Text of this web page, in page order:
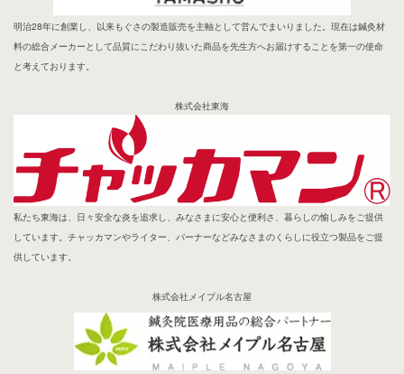
明治28年に創業し、以来もぐさの製造販売を主軸として営んでまいりました。現在は鍼灸材
料の総合メーカーとして品質にこだわり抜いた商品を先生方へお届けすることを第一の使命
と考えております。
株式会社東海
私たち東海は、日々安全な炎を追求し、みなさまに安心と便利さ、暮らしの愉しみをご提供
しています。チャッカマンやライター、バーナーなどみなさまのくらしに役立つ製品をご提
供しています。
株式会社メイプル名古屋